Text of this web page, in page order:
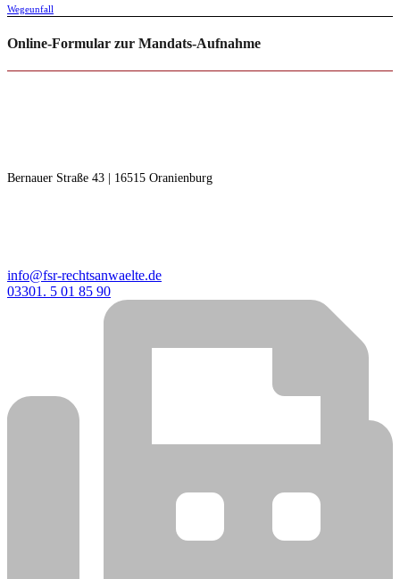
Wegeunfall
Online-Formular zur Mandats-Aufnahme
Bernauer Straße 43 | 16515 Oranienburg
info@fsr-rechtsanwaelte.de
03301. 5 01 85 90